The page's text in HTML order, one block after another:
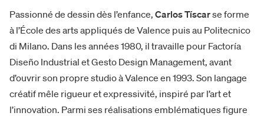
Passionné de dessin dès l’enfance, Carlos Tíscarse forme
à l’École des arts appliqués de Valence puis au Politecnico
di Milano. Dans les années 1980, il travaille pour Factoría
Diseño Industrial et Gesto Design Management, avant
d’ouvrir son propre studio à Valence en 1993. Son langage
créatif mêle rigueur et expressivité, inspiré par l’art et
l’innovation. Parmi ses réalisations emblématiques figure